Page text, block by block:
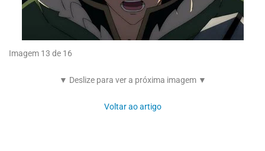
Imagem 13 de 16
▼ Deslize para ver a próxima imagem ▼
Voltar ao artigo